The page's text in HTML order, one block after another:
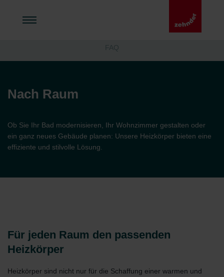
FAQ
Nach Raum
Ob Sie Ihr Bad modernisieren, Ihr Wohnzimmer gestalten oder
ein ganz neues Gebäude planen: Unsere Heizkörper bieten eine
effiziente und stilvolle Lösung.
Für jeden Raum den passenden
Heizkörper
Heizkörper sind nicht nur für die Schaffung einer warmen und